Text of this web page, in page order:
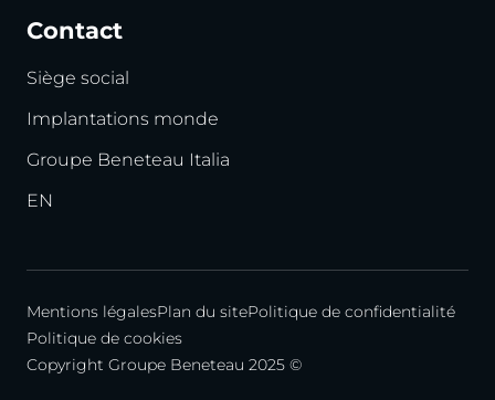
Contact
Siège social
Implantations monde
Groupe Beneteau Italia
EN
Mentions légalesPlan du sitePolitique de confidentialité
Politique de cookies
Copyright Groupe Beneteau 2025 ©